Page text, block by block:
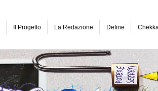
Il Progetto La Redazione Define